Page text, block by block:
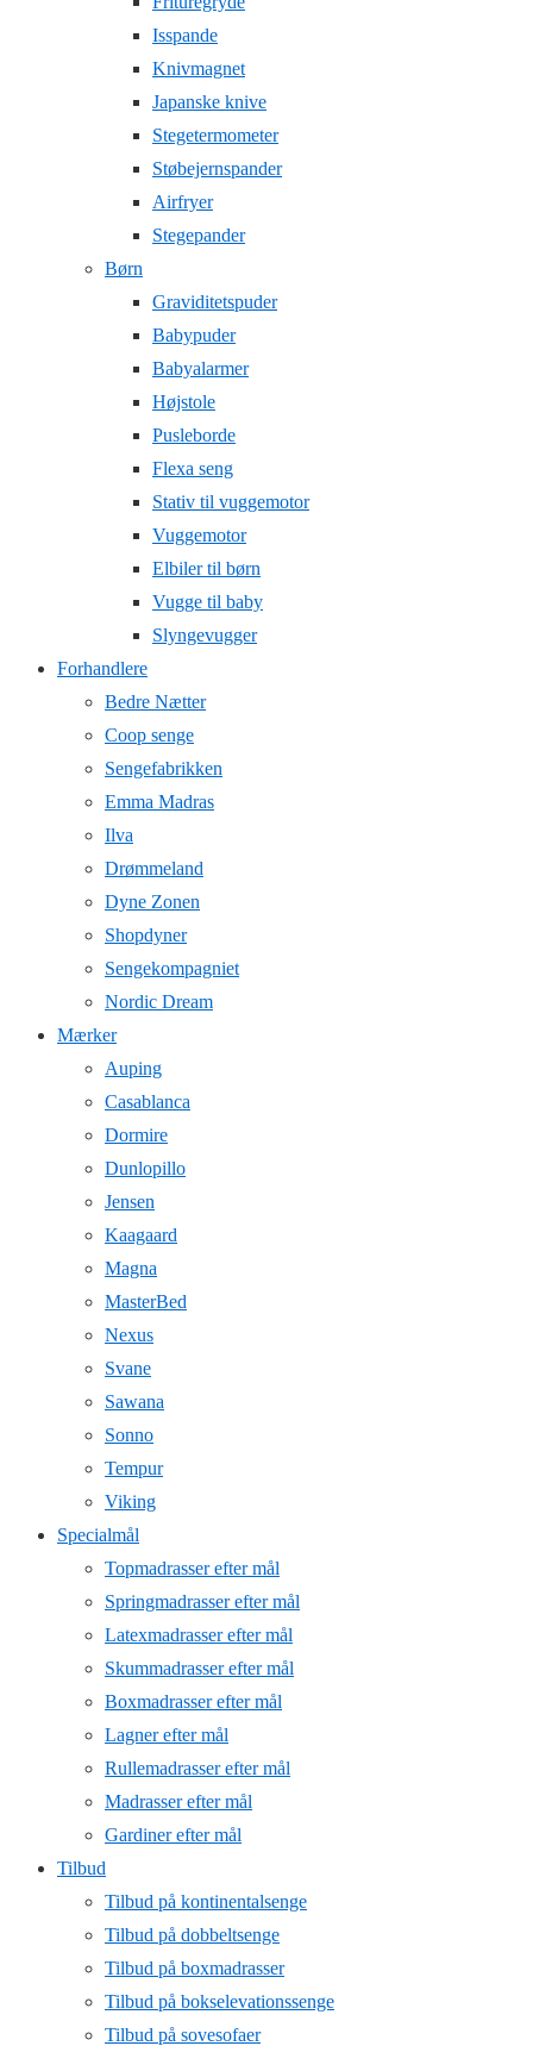
Isspande
Knivmagnet
Japanske knive
Stegetermometer
Støbejernspander
Airfryer
Stegepander
Børn
Graviditetspuder
Babypuder
Babyalarmer
Højstole
Pusleborde
Flexa seng
Stativ til vuggemotor
Vuggemotor
Elbiler til børn
Vugge til baby
Slyngevugger
Forhandlere
Bedre Nætter
Coop senge
Sengefabrikken
Emma Madras
Ilva
Drømmeland
Dyne Zonen
Shopdyner
Sengekompagniet
Nordic Dream
Mærker
Auping
Casablanca
Dormire
Dunlopillo
Jensen
Kaagaard
Magna
MasterBed
Nexus
Svane
Sawana
Sonno
Tempur
Viking
Specialmål
Topmadrasser efter mål
Springmadrasser efter mål
Latexmadrasser efter mål
Skummadrasser efter mål
Boxmadrasser efter mål
Lagner efter mål
Rullemadrasser efter mål
Madrasser efter mål
Gardiner efter mål
Tilbud
Tilbud på kontinentalsenge
Tilbud på dobbeltsenge
Tilbud på boxmadrasser
Tilbud på bokselevationssenge
Tilbud på sovesofaer